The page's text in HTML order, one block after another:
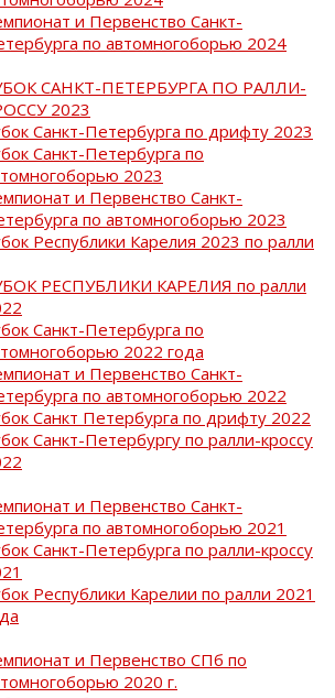
и Первенство Санкт-
по автомногоборью 2024
САНКТ-ПЕТЕРБУРГА ПО РАЛЛИ-
2023
Санкт-Петербурга по дрифту 2023
Санкт-Петербурга по
2023
и Первенство Санкт-
по автомногоборью 2023
Республики Карелия 2023 по ралли
РЕСПУБЛИКИ КАРЕЛИЯ по ралли
Санкт-Петербурга по
2022 года
и Первенство Санкт-
по автомногоборью 2022
Санкт Петербурга по дрифту 2022
Санкт-Петербургу по ралли-кроссу
и Первенство Санкт-
по автомногоборью 2021
Санкт-Петербурга по ралли-кроссу
Республики Карелии по ралли 2021
и Первенство СПб по
2020 г.